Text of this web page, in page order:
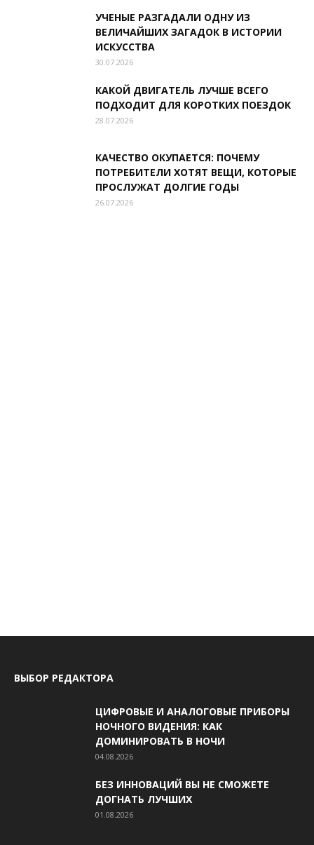
УЧЕНЫЕ РАЗГАДАЛИ ОДНУ ИЗ
ВЕЛИЧАЙШИХ ЗАГАДОК В ИСТОРИИ
ИСКУССТВА
30.07.2026
КАКОЙ ДВИГАТЕЛЬ ЛУЧШЕ ВСЕГО
ПОДХОДИТ ДЛЯ КОРОТКИХ ПОЕЗДОК
28.07.2026
КАЧЕСТВО ОКУПАЕТСЯ: ПОЧЕМУ
ПОТРЕБИТЕЛИ ХОТЯТ ВЕЩИ, КОТОРЫЕ
ПРОСЛУЖАТ ДОЛГИЕ ГОДЫ
26.07.2026
ВЫБОР РЕДАКТОРА
ЦИФРОВЫЕ И АНАЛОГОВЫЕ ПРИБОРЫ
НОЧНОГО ВИДЕНИЯ: КАК
ДОМИНИРОВАТЬ В НОЧИ
04.08.2026
БЕЗ ИННОВАЦИЙ ВЫ НЕ СМОЖЕТЕ
ДОГНАТЬ ЛУЧШИХ
01.08.2026